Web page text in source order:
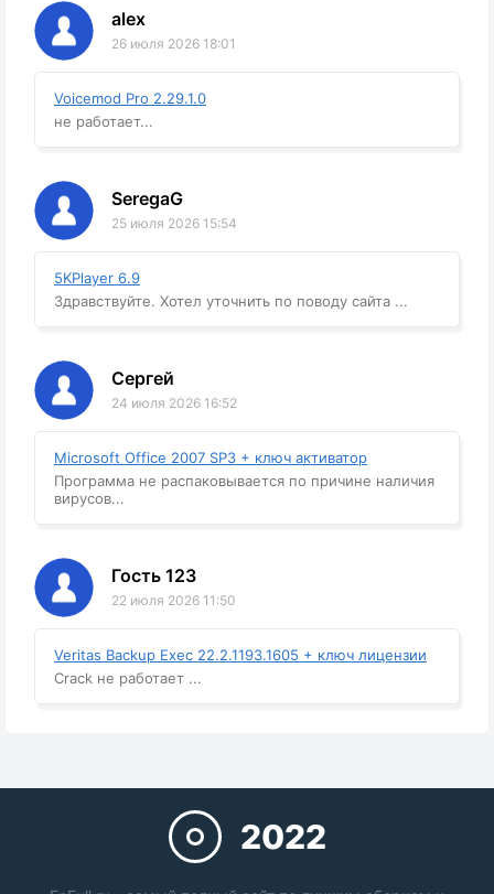
alex
26 июля 2026 18:01
Voicemod Pro 2.29.1.0
не работает...
SeregaG
25 июля 2026 15:54
5KPlayer 6.9
Здравствуйте. Хотел уточнить по поводу сайта ...
Сергей
24 июля 2026 16:52
Microsoft Office 2007 SP3 + ключ активатор
Программа не распаковывается по причине наличия
вирусов...
Гость 123
22 июля 2026 11:50
Veritas Backup Exec 22.2.1193.1605 + ключ лицензии
Crack не работает ...
2022